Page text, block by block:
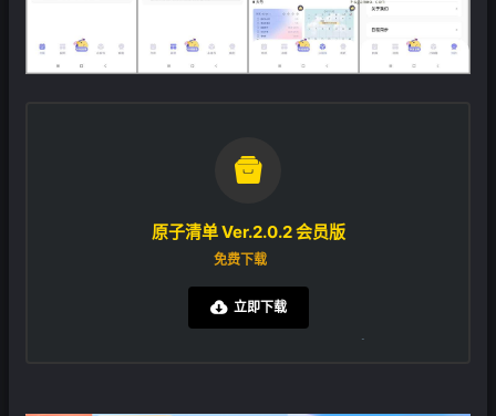

原子清单 Ver.2.0.2 会员版
免费下载
立即下载